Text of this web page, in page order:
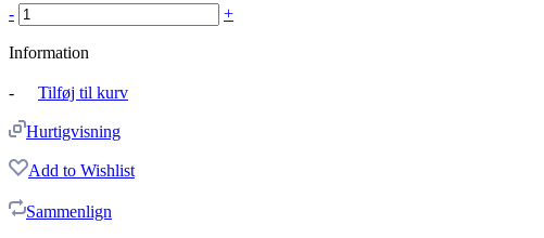
- +
Information
- Tilføj til kurv
Hurtigvisning
Add to Wishlist
Sammenlign